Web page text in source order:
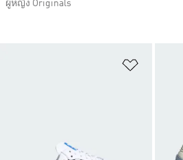
ผู้หญิง Originals